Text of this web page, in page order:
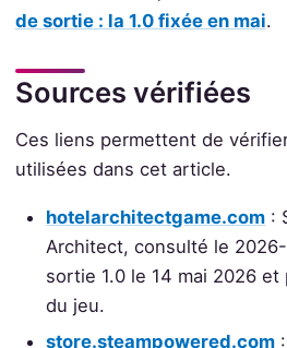
de sortie : la 1.0 fixée en mai.
Sources vérifiées
Ces liens permettent de
utilisées dans cet article.
hotelarchitectgame.com :
Architect, consulté le
sortie 1.0 le 14 mai 2026
du jeu.
store.steampowered.com